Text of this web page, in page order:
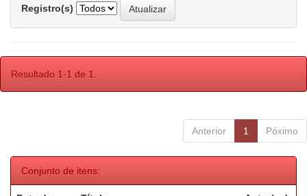
Registro(s)
Resultado 1-1 de 1.
Anterior 1 Póximo
Conjunto de itens: